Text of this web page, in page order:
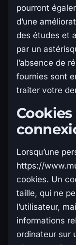
pourront
d’une
des études et
par un
l’absence de
fournies sont
traiter votre
Lorsqu’une
https://
cookies. Un
taille, qui ne
l’utilisateur,
informations
ordinateur sur